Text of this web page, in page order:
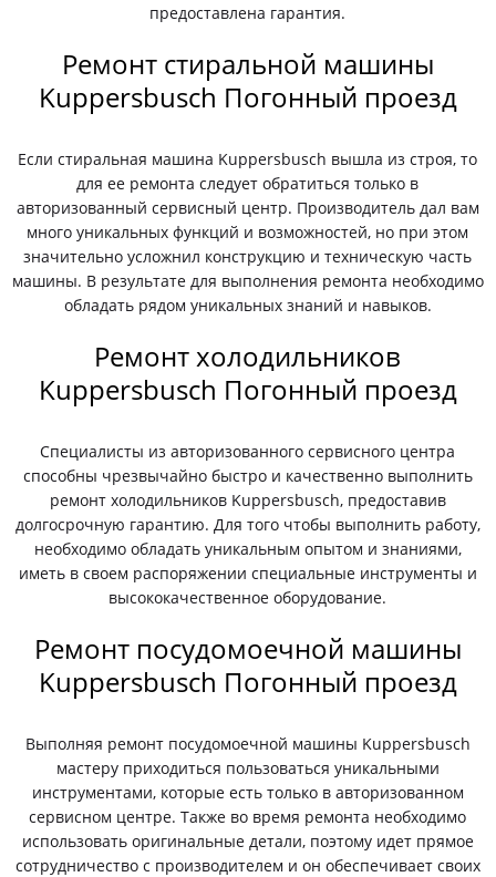
предоставлена гарантия.
Ремонт стиральной машины
Kuppersbusch Погонный проезд
Если стиральная машина Kuppersbusch вышла из строя, то
для ее ремонта следует обратиться только в
авторизованный сервисный центр. Производитель дал вам
много уникальных функций и возможностей, но при этом
значительно усложнил конструкцию и техническую часть
машины. В результате для выполнения ремонта необходимо
обладать рядом уникальных знаний и навыков.
Ремонт холодильников
Kuppersbusch Погонный проезд
Специалисты из авторизованного сервисного центра
способны чрезвычайно быстро и качественно выполнить
ремонт холодильников Kuppersbusch, предоставив
долгосрочную гарантию. Для того чтобы выполнить работу,
необходимо обладать уникальным опытом и знаниями,
иметь в своем распоряжении специальные инструменты и
высококачественное оборудование.
Ремонт посудомоечной машины
Kuppersbusch Погонный проезд
Выполняя ремонт посудомоечной машины Kuppersbusch
мастеру приходиться пользоваться уникальными
инструментами, которые есть только в авторизованном
сервисном центре. Также во время ремонта необходимо
использовать оригинальные детали, поэтому идет прямое
сотрудничество с производителем и он обеспечивает своих